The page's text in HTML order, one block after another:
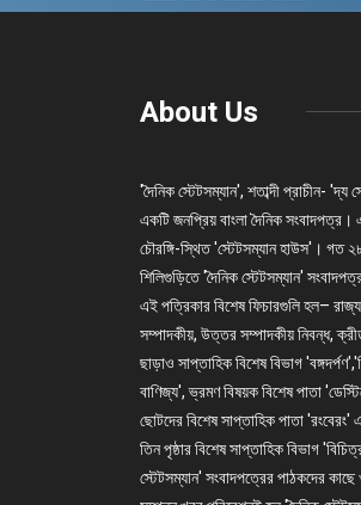
About Us
'দৈনিক স্টেটসম্যান', শতাব্দী প্রাচীন- 'দ্য
একটি জনপ্রিয় বাংলা দৈনিক সংবাদপত্র।
চৌরঙ্গি-স্থিত 'স্টেটসম্যান হাউস'। গত
শিলিগুড়িতে 'দৈনিক স্টেটসম্যান'
এই পত্রিকার বিশেষ ফিচারগুলি হল–
সম্পাদকীয়, উত্তর সম্পাদকীয় নিবন্ধ,
ছাড়াও সাপ্তাহিক বিশেষ বিভাগ
বাণিজ্য', ভ্রমণ বিষয়ক বিশেষ পাতা
ছোটদের বিশেষ সাপ্তাহিক পাতা 'রংবেরং'
তিন পৃষ্ঠার বিশেষ সাপ্তাহিক বিভাগ
স্টেটসম্যান' সংবাদপত্রের পাঠকদের